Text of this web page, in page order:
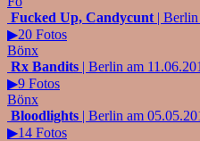
Fucked Up, Candycunt |
▶20 Fotos
Bönx
Rx Bandits | Berlin am
▶9 Fotos
Bönx
Bloodlights | Berlin am
▶14 Fotos